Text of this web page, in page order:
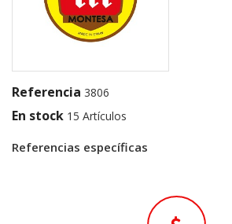
Referencia 3806
En stock 15 Artículos
Referencias específicas